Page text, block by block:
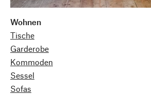
Wohnen
Tische
Garderobe
Kommoden
Sessel
Sofas